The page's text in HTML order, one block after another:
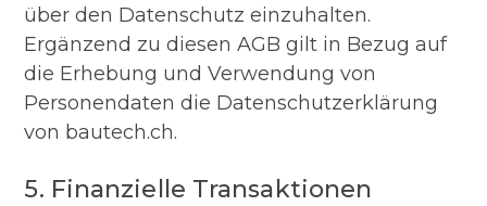
über den Datenschutz einzuhalten.
Ergänzend zu diesen AGB gilt in Bezug auf
die Erhebung und Verwendung von
Personendaten die Datenschutzerklärung
von bautech.ch.
5. Finanzielle Transaktionen